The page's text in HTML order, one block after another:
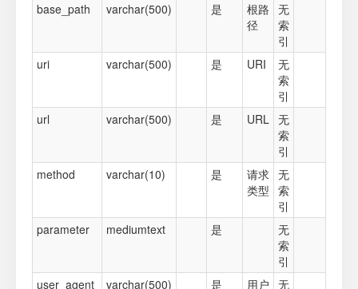
base_path
varchar(500) 是
根路
径
无
索
引
uri
varchar(500) 是 URI
无
索
引
url
varchar(500) 是 URL 无
索
引
method
varchar(10) 是
请求
类型
无
索
引
parameter
mediumtext 是
无
索
引
user_agent
varchar(500) 是
用户 无